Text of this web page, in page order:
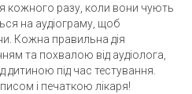
кожного разу, коли вони чують
на аудіограму, щоб
Кожна правильна дія
та похвалою від аудіолога,
дитиною під час тестування.
і печаткою лікаря!